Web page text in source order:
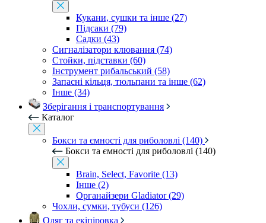
Кукани, сушки та інше (27)
Підсаки (79)
Садки (43)
Сигналізатори клювання (74)
Стойки, підставки (60)
Інструмент рибальський (58)
Запасні кільця, тюльпани та інше (62)
Інше (34)
Зберігання і транспортування
Каталог
Бокси та ємності для риболовлі (140)
Бокси та ємності для риболовлі (140)
Brain, Select, Favorite (13)
Інше (2)
Органайзери Gladiator (29)
Чохли, сумки, тубуси (126)
Одяг та екіпіровка